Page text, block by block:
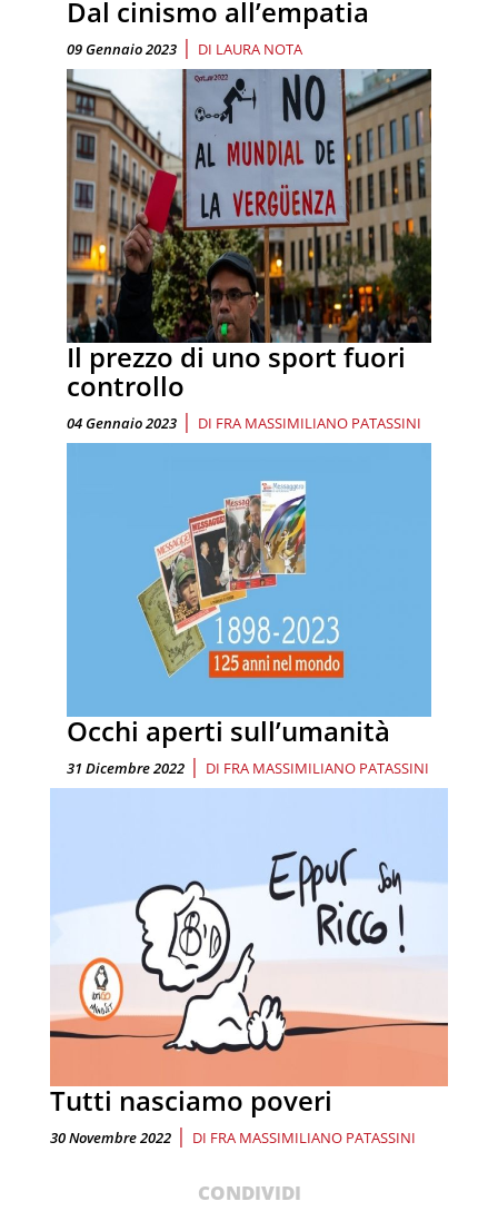
Dal cinismo all’empatia
09 Gennaio 2023 | DI LAURA NOTA
Il prezzo di uno sport fuori
controllo
04 Gennaio 2023 | DI FRA MASSIMILIANO PATASSINI
Occhi aperti sull’umanità
31 Dicembre 2022 | DI FRA MASSIMILIANO PATASSINI
Tutti nasciamo poveri
30 Novembre 2022 | DI FRA MASSIMILIANO PATASSINI
CONDIVIDI